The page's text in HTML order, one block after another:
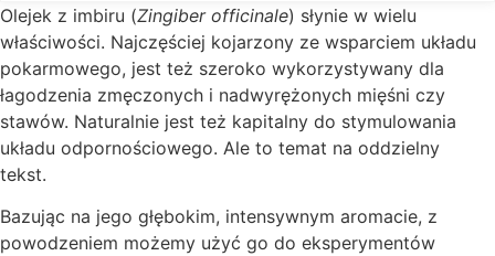
Olejek z imbiru (Zingiber officinale) słynie w wielu
właściwości. Najczęściej kojarzony ze wsparciem układu
pokarmowego, jest też szeroko wykorzystywany dla
łagodzenia zmęczonych i nadwyrężonych mięśni czy
stawów. Naturalnie jest też kapitalny do stymulowania
układu odpornościowego. Ale to temat na oddzielny
tekst.
Bazując na jego głębokim, intensywnym aromacie, z
powodzeniem możemy użyć go do eksperymentów